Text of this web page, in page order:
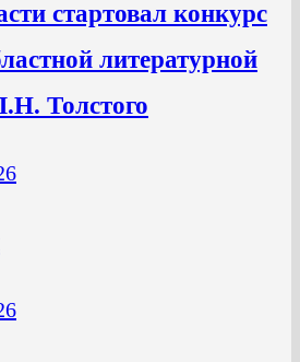
стартовал конкурс
литературной
Толстого